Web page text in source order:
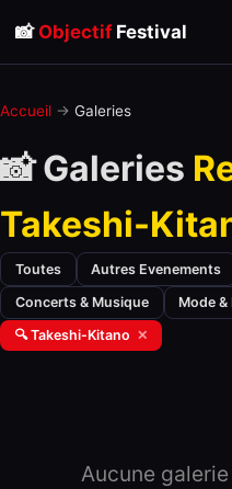
📸 ObjectifFestival
Accueil → Galeries
📸 Galeries
Takeshi-
Toutes Autres Evenements
Concerts & Musique Mode &
🔍 Takeshi-Kitano ✕
Aucune